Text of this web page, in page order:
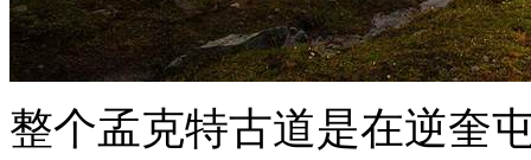
整个孟克特古道是在逆奎